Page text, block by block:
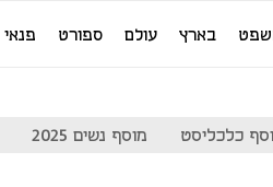
בארץ עולם ספורט פנאי
כלכליסט מוסף נשים 2025